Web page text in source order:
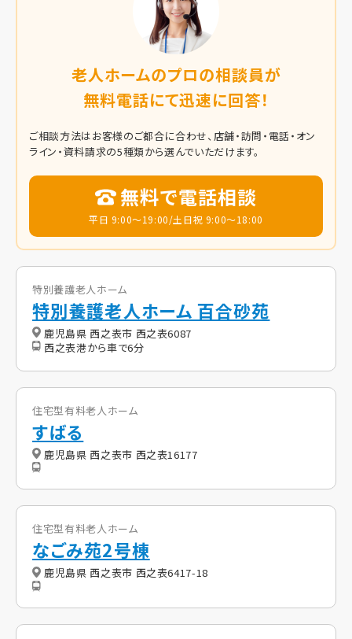
老人ホームのプロの相談員が
無料電話にて迅速に回答！
ご相談方法はお客様のご都合に合わせ、店舗・訪問・電話・オン
ライン・資料請求の5種類から選んでいただけます。
無料で電話相談
平日 9:00～19:00/土日祝 9:00～18:00
特別養護老人ホーム
特別養護老人ホーム 百合砂苑
鹿児島県 西之表市 西之表6087
西之表港から車で6分
住宅型有料老人ホーム
すばる
鹿児島県 西之表市 西之表16177
住宅型有料老人ホーム
なごみ苑2号棟
鹿児島県 西之表市 西之表6417-18